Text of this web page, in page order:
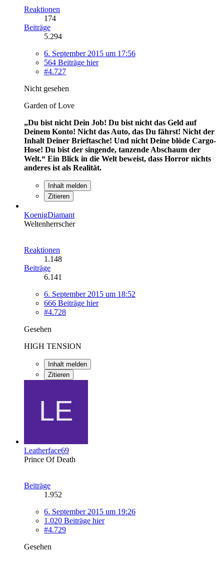
Reaktionen
174
Beiträge
5.294
6. September 2015 um 17:56
564 Beiträge hier
#4.727
Nicht gesehen
Garden of Love
„Du bist nicht Dein Job! Du bist nicht das Geld auf
Deinem Konto! Nicht das Auto, das Du fährst! Nicht der
Inhalt Deiner Brieftasche! Und nicht Deine blöde Cargo-
Hose! Du bist der singende, tanzende Abschaum der
Welt.“ Ein Blick in die Welt beweist, dass Horror nichts
anderes ist als Realität.
Inhalt melden
Zitieren
KoenigDiamant
Weltenherrscher
Reaktionen
1.148
Beiträge
6.141
6. September 2015 um 18:52
666 Beiträge hier
#4.728
Gesehen
HIGH TENSION
Inhalt melden
Zitieren
Leatherface69
Prince Of Death
Beiträge
1.952
6. September 2015 um 19:26
1.020 Beiträge hier
#4.729
Gesehen